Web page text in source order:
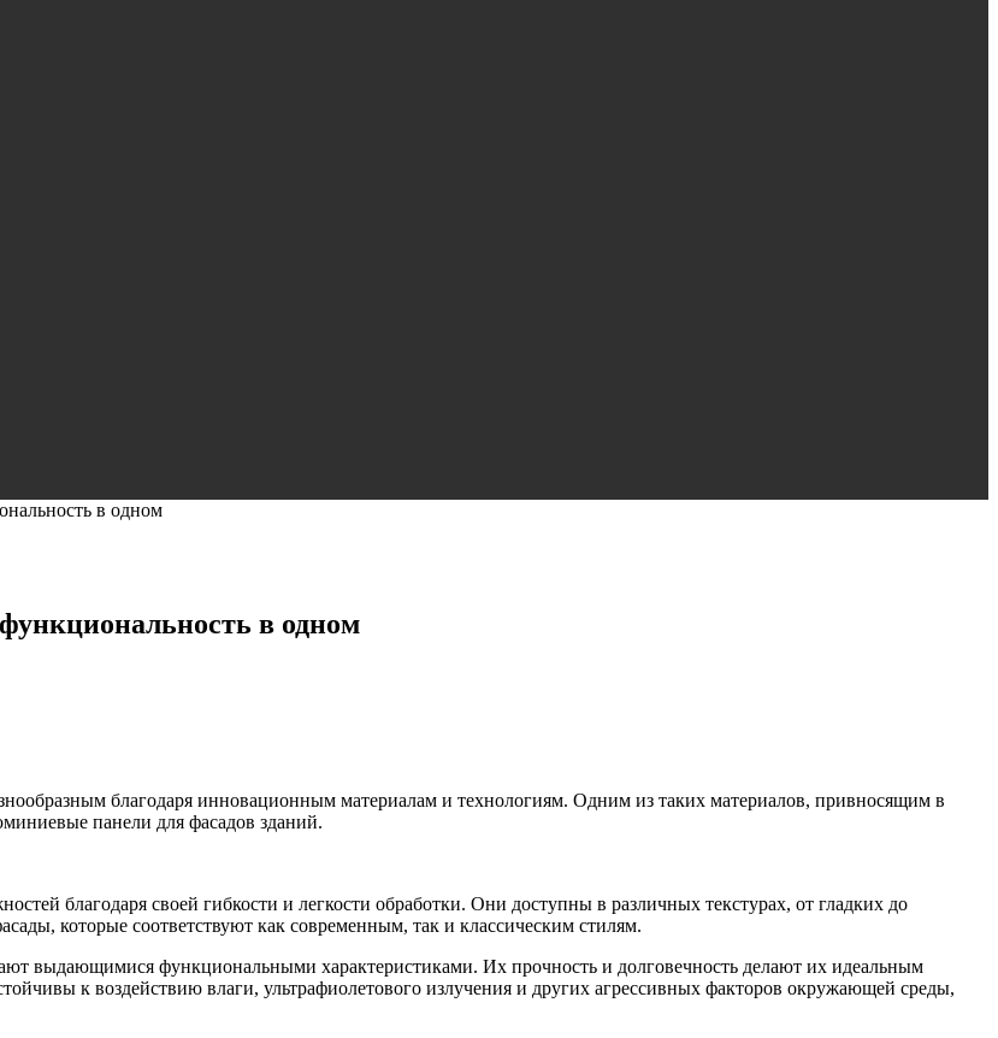
в одном
в одном
благодаря инновационным материалам и технологиям. Одним из таких материалов, привносящим в
панели для фасадов зданий.
благодаря своей гибкости и легкости обработки. Они доступны в различных текстурах, от гладких до
которые соответствуют как современным, так и классическим стилям.
выдающимися функциональными характеристиками. Их прочность и долговечность делают их идеальным
к воздействию влаги, ультрафиолетового излучения и других агрессивных факторов окружающей среды,